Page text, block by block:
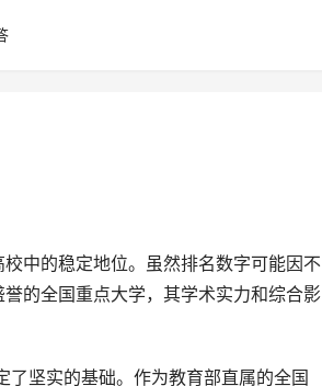
的全国重点大学，其学术实力和综合影